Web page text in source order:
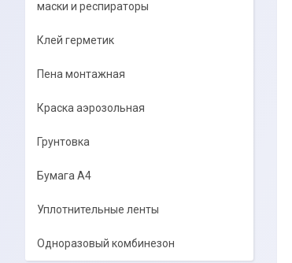
маски и респираторы
Клей герметик
Пена монтажная
Краска аэрозольная
Грунтовка
Бумага А4
Уплотнительные ленты
Одноразовый комбинезон